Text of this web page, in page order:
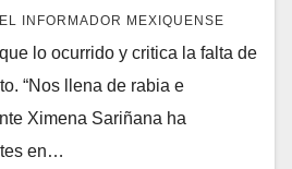
EL INFORMADOR MEXIQUENSE
lo ocurrido y critica la falta de
“Nos llena de rabia e
Ximena Sariñana ha
en…